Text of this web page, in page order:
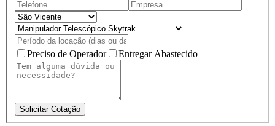
Preciso de Operador Entregar Abastecido
Solicitar Cotação